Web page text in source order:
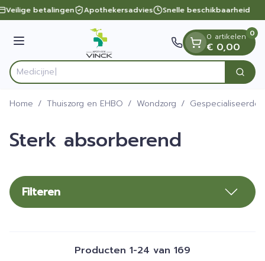
Ga naar de inhoud
1 van 1
Veilige betalingen Apothekersadvies Snelle beschikbaarheid
Menu
Product, merk, categorie... Zoek
0 artikelen
€ 0,00
0
Home / Thuiszorg en EHBO / Wondzorg / Gespecialiseerde
Sterk absorberend
Filteren
Producten 1-24 van 169